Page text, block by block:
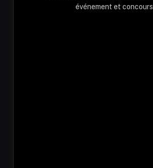
événement et concours